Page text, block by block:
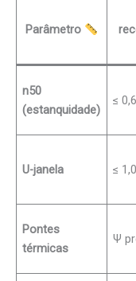
Parâmetro
n50
(estanquidade)
≤
U-janela ≤
Pontes
térmicas
Ψ